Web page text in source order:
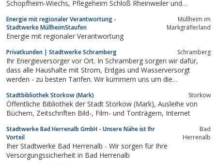
Schopfheim-Wiechs, Pflegeheim Schloß Rheinweiler und
Energie mit regionaler Verantwortung -
Stadtwerke MüllheimStaufen
Müllheim im
Markgräflerland
Energie mit regionaler Verantwortung
Privatkunden | Stadtwerke Schramberg Schram­berg
Ihr Energieversorger vor Ort. In Schramberg sorgen wir dafür,
dass alle Haushalte mit Strom, Erdgas und Wasserversorgt
werden - zu besten Tarifen. Wir kümmern uns um die
Hallenbad Sulgen und das Freibad in Tennenbronn.
Stadtbibliothek Storkow (Mark) Storkow
Öffentliche Bibliothek der Stadt Storkow (Mark), Ausleihe von
Büchern, Zeitschriften Bild-, Film- und Tonträgern, Internet
Stadtwerke Bad Herrenalb GmbH - Unsere Nähe ist Ihr
Vorteil
Bad
Herrenalb
Iher Stadtwerke Bad Herrenalb - Wir sorgen für Ihre
Versorgungssicherheit in Bad Herrenalb